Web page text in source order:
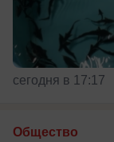
сегодня в 17:17
Общество